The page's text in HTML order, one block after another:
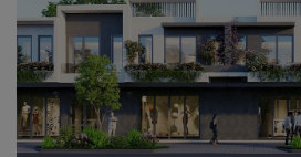
Phong cách: Hiện đại
Diện tích:06 x 25m